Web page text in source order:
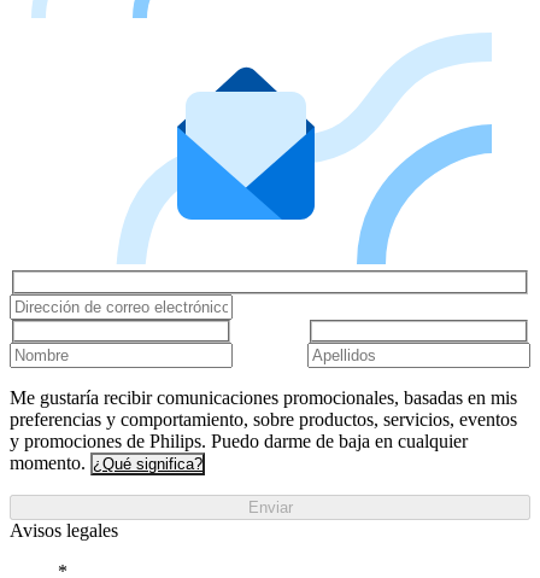
Me gustaría recibir comunicaciones promocionales, basadas en mis
preferencias y comportamiento, sobre productos, servicios, eventos
y promociones de Philips. Puedo darme de baja en cualquier
momento. ¿Qué significa?
Enviar
Avisos legales